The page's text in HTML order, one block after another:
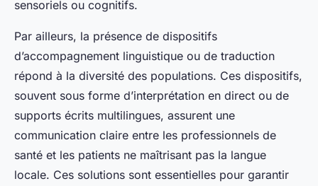
sensoriels ou cognitifs.
Par ailleurs, la présence de dispositifs
d’accompagnement linguistique ou de traduction
répond à la diversité des populations. Ces dispositifs,
souvent sous forme d’interprétation en direct ou de
supports écrits multilingues, assurent une
communication claire entre les professionnels de
santé et les patients ne maîtrisant pas la langue
locale. Ces solutions sont essentielles pour garantir